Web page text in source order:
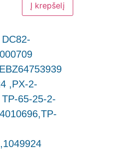
DC82-
,PX-2-
65-25-2-
Į krepšelį